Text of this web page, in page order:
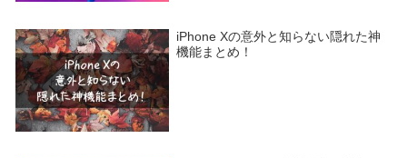
iPhone Xの意外と知らない隠れた神
機能まとめ！